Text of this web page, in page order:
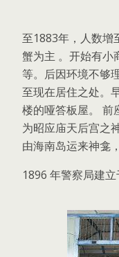
至1883年，人数增
蟹为主 。开始有小
等。后因环境不够
至现在居住之处。
楼的哑答板屋。 前
为昭应庙天后宫之
由海南岛运来神龛
1896 年警察局建立